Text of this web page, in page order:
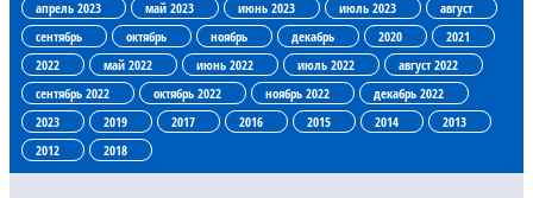
апрель 2023
май 2023 июнь 2023 июль 2023
август
сентябрь
октябрь ноябрь декабрь 2020
2021
2022
май 2022 июнь 2022 июль 2022
август 2022
сентябрь 2022
октябрь 2022 ноябрь 2022
декабрь 2022
2023
2019 2017 2016 2015 2014
2013
2012
2018